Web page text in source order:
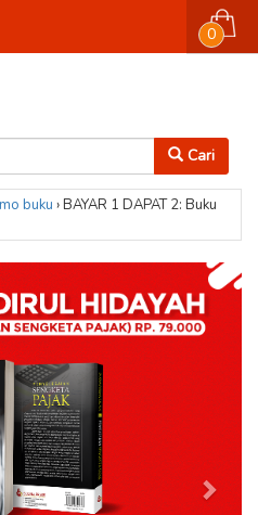
Cari
0
buku ›BAYAR 1 DAPAT 2: Buku